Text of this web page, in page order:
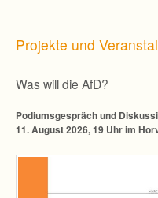
Projekte und
Was will die AfD?
Podi­ums­ge­spräch und
11. August 2026, 19 Uhr im